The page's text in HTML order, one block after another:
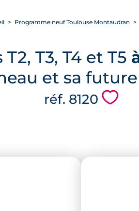
Programme neuf Toulouse Montaudran
T3, T4 et T5
et sa
réf. 8120 💗